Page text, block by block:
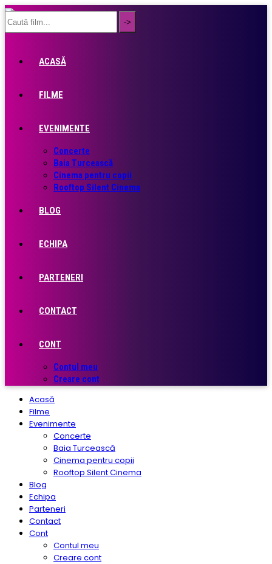
ACASĂ
FILME
EVENIMENTE
Concerte
Baia Turcească
Cinema pentru copii
Rooftop Silent Cinema
BLOG
ECHIPA
PARTENERI
CONTACT
CONT
Contul meu
Creare cont
Acasă
Filme
Evenimente
Concerte
Baia Turcească
Cinema pentru copii
Rooftop Silent Cinema
Blog
Echipa
Parteneri
Contact
Cont
Contul meu
Creare cont